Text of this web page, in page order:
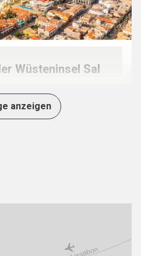
Wüsteninsel Sal
anzeigen